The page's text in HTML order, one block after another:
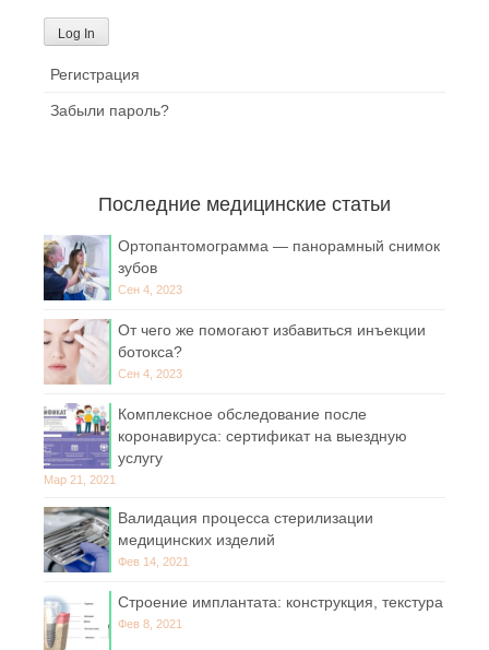
Регистрация
Забыли пароль?
Последние медицинские статьи
Ортопантомограмма — панорамный снимок
зубов
Сен 4, 2023
От чего же помогают избавиться инъекции
ботокса?
Сен 4, 2023
Комплексное обследование после
коронавируса: сертификат на выездную
услугу
Мар 21, 2021
Валидация процесса стерилизации
медицинских изделий
Фев 14, 2021
Строение имплантата: конструкция, текстура
Фев 8, 2021